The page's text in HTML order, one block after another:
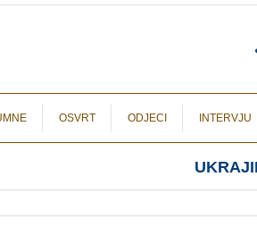
OSVRT ODJECI INTERVJU